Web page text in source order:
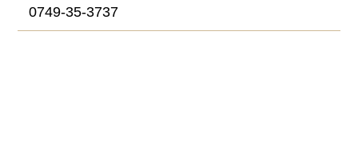
0749-35-3737